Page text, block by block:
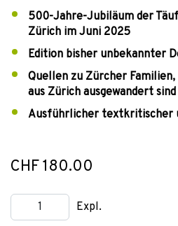
500-Jahre-Jubiläum der
Zürich im Juni 2025
Edition bisher unbekannter
Quellen zu Zürcher
aus Zürich ausgewandert sind
Ausführlicher textkritischer
CHF 180.00
Expl.